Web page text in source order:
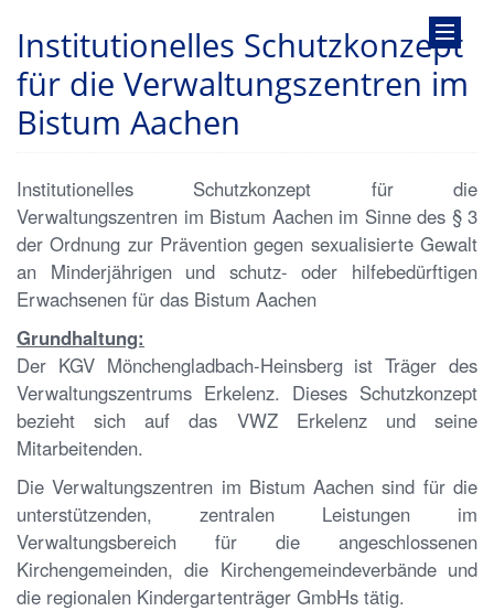
Institutionelles Schutzkonzept
für die Verwaltungszentren im
Bistum Aachen
Institutionelles Schutzkonzept für die
Verwaltungszentren im Bistum Aachen im Sinne des § 3
der Ordnung zur Prävention gegen sexualisierte Gewalt
an Minderjährigen und schutz- oder hilfebedürftigen
Erwachsenen für das Bistum Aachen
Grundhaltung:
Der KGV Mönchengladbach-Heinsberg ist Träger des
Verwaltungszentrums Erkelenz. Dieses Schutzkonzept
bezieht sich auf das VWZ Erkelenz und seine
Mitarbeitenden.
Die Verwaltungszentren im Bistum Aachen sind für die
unterstützenden, zentralen Leistungen im
Verwaltungsbereich für die angeschlossenen
Kirchengemeinden, die Kirchengemeindeverbände und
die regionalen Kindergartenträger GmbHs tätig.